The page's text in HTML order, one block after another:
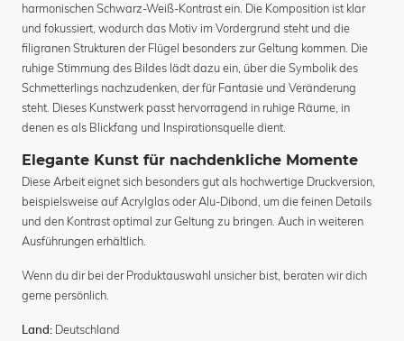
harmonischen Schwarz-Weiß-Kontrast ein. Die Komposition ist klar
und fokussiert, wodurch das Motiv im Vordergrund steht und die
filigranen Strukturen der Flügel besonders zur Geltung kommen. Die
ruhige Stimmung des Bildes lädt dazu ein, über die Symbolik des
Schmetterlings nachzudenken, der für Fantasie und Veränderung
steht. Dieses Kunstwerk passt hervorragend in ruhige Räume, in
denen es als Blickfang und Inspirationsquelle dient.
Elegante Kunst für nachdenkliche Momente
Diese Arbeit eignet sich besonders gut als hochwertige Druckversion,
beispielsweise auf Acrylglas oder Alu-Dibond, um die feinen Details
und den Kontrast optimal zur Geltung zu bringen. Auch in weiteren
Ausführungen erhältlich.
Wenn du dir bei der Produktauswahl unsicher bist, beraten wir dich
gerne persönlich.
Land: Deutschland